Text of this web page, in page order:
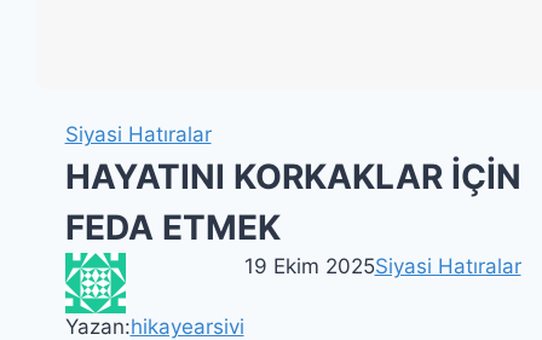
Siyasi Hatıralar
HAYATINI KORKAKLAR İÇİN
FEDA ETMEK
Yazan:hikayearsivi
19 Ekim 2025Siyasi Hatıralar